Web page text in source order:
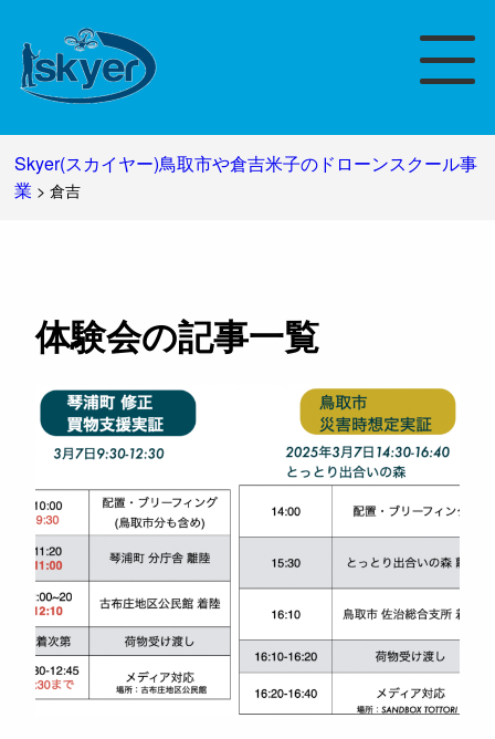
Skyer(スカイヤー)鳥取市や倉吉米子のドローンスクール事
業 >倉吉
体験会の記事一覧